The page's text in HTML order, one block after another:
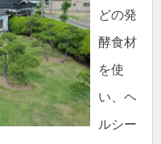
どの発
酵食材
を使
い、ヘ
ルシー